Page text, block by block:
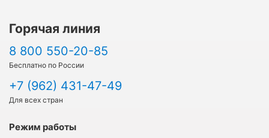
Горячая линия
8 800 550-20-85
Бесплатно по России
+7 (962) 431-47-49
Для всех стран
Режим работы